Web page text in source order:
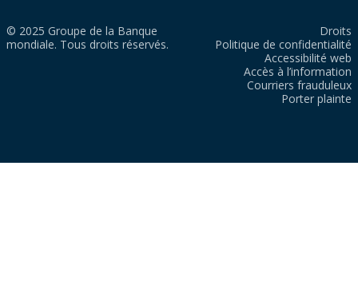
© 2025 Groupe de la Banque
mondiale. Tous droits réservés.
Droits
Politique de confidentialité
Accessibilité web
Accès à l’information
Courriers frauduleux
Porter plainte